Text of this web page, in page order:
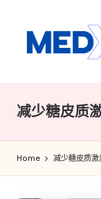
e
d
x
y
减少糖皮质
Home 减少糖皮质激